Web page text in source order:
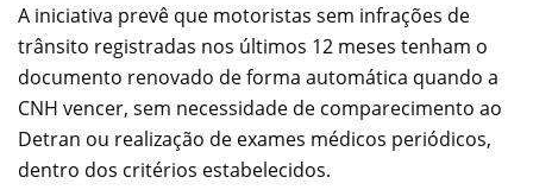
A iniciativa prevê que motoristas sem infrações de
trânsito registradas nos últimos 12 meses tenham o
documento renovado de forma automática quando a
CNH vencer, sem necessidade de comparecimento ao
Detran ou realização de exames médicos periódicos,
dentro dos critérios estabelecidos.